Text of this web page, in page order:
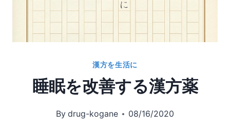
漢方を生活に
睡眠を改善する漢方薬
By drug-kogane 08/16/2020